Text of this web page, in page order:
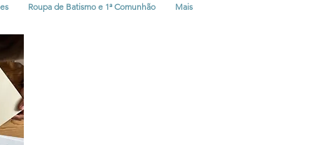
Roupa de Batismo e 1ª Comunhão Mais